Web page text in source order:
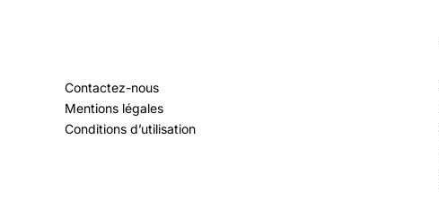
Contactez-nous
Mentions légales
Conditions d’utilisation